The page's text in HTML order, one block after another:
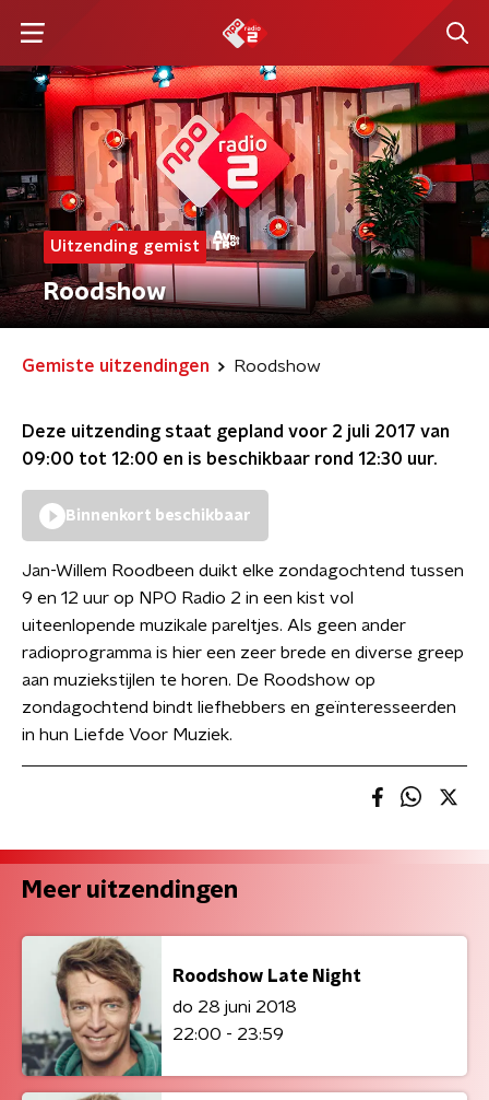
Uitzending gemist
Roodshow
Gemiste uitzendingen Roodshow
Deze uitzending staat gepland voor 2 juli 2017 van
09:00 tot 12:00 en is beschikbaar rond 12:30 uur.
Binnenkort beschikbaar
Jan-Willem Roodbeen duikt elke zondagochtend tussen
9 en 12 uur op NPO Radio 2 in een kist vol
uiteenlopende muzikale pareltjes. Als geen ander
radioprogramma is hier een zeer brede en diverse greep
aan muziekstijlen te horen. De Roodshow op
zondagochtend bindt liefhebbers en geïnteresseerden
in hun Liefde Voor Muziek.
Meer uitzendingen
Roodshow Late Night
do 28 juni 2018
22:00 - 23:59